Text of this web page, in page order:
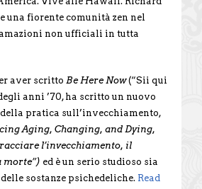
una fiorente comunità zen nel
non ufficiali in tutta
aver scritto Be Here Now(“Sii qui
anni ’70, ha scritto un nuovo
pratica sull’invecchiamento,
Aging, Changing, and Dying,
l’invecchiamento, il
morte”) ed è un serio studioso sia
sostanze psichedeliche. Read